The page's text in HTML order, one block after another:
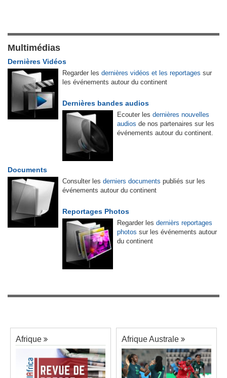
Multimédias
Dernières Vidéos
Regarder les dernières vidéos et les reportages sur
les événements autour du continent
Dernières bandes audios
Ecouter les dernières nouvelles
audios de nos partenaires sur les
événements autour du continent.
Documents
Consulter les derniers documents publiés sur les
événements autour du continent
Reportages Photos
Regarder les dernièrs reportages
photos sur les événements autour
du continent
Afrique Afrique Australe